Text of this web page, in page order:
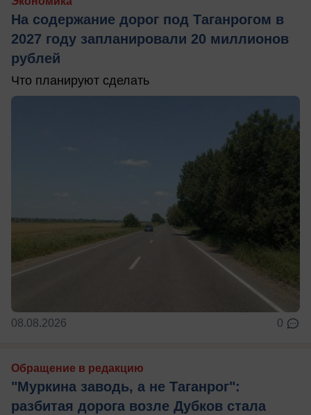
На содержание дорог под Таганрогом в
2027 году запланировали 20 миллионов
рублей
Что планируют сделать
08.08.2026 0
Обращение в редакцию
"Муркина заводь, а не Таганрог":
разбитая дорога возле Дубков стала